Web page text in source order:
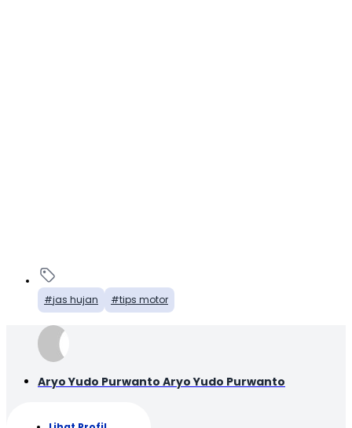
jas hujan tips motor
Aryo Yudo Purwanto Aryo Yudo Purwanto